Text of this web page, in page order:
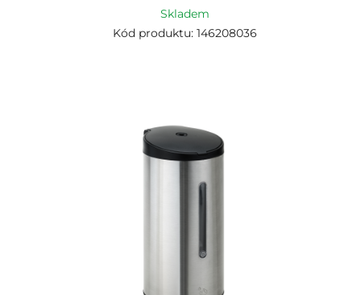
Skladem
Kód produktu: 146208036